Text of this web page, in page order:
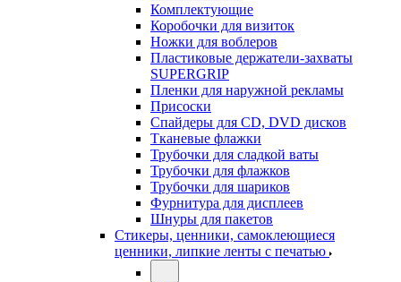
Комплектующие
Коробочки для визиток
Ножки для воблеров
Пластиковые держатели-захваты
SUPERGRIP
Пленки для наружной рекламы
Присоски
Спайдеры для CD, DVD дисков
Тканевые флажки
Трубочки для сладкой ваты
Трубочки для флажков
Трубочки для шариков
Фурнитура для дисплеев
Шнуры для пакетов
Стикеры, ценники, самоклеющиеся
ценники, липкие ленты с печатью